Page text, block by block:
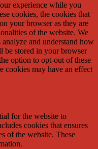
experience while you
cookies, the cookies that
your browser as they are
of the website. We
and understand how
be stored in your browser
option to opt-out of these
cookies may have an effect
for the website to
cookies that ensures
of the website. These